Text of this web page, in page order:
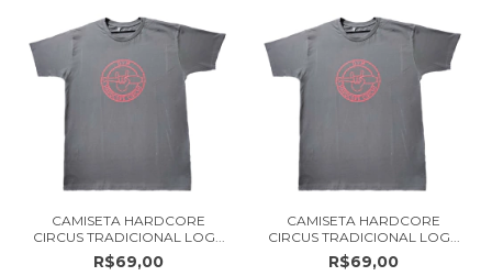
CAMISETA HARDCORE
CIRCUS TRADICIONAL LOG...
R$69,00
CAMISETA HARDCORE
CIRCUS TRADICIONAL LOG...
R$69,00